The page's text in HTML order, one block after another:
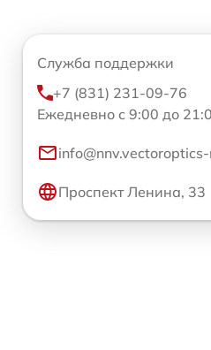
Служба поддержки
+7 (831) 231-09-76
Ежедневно с 9:00 до
Проспект Ленина, 33